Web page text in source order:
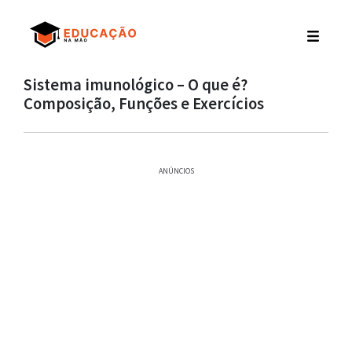
Sistema imunológico – O que é?
Composição, Funções e Exercícios
ANÚNCIOS